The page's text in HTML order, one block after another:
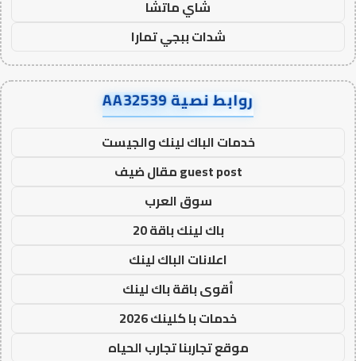
شاي ماتشا
شدات ببجي تمارا
روابط نصية AA32539
خدمات الباك لينك والجيست
guest post مقال ضيف
سوق العرب
باك لينك باقة 20
اعلانات الباك لينك
أقوى باقة باك لينك
خدمات با كلينك 2026
موقع تجاربنا تجارب الحياه